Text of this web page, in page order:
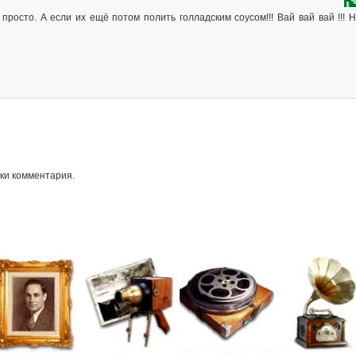
А если их ещё потом полить голладским соусом!!! Вай вай вай !!!
комментария.